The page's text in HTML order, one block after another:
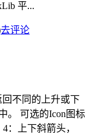
平...
去评论
回不同的上升或下
。 可选的Icon图标
：上下斜箭头，